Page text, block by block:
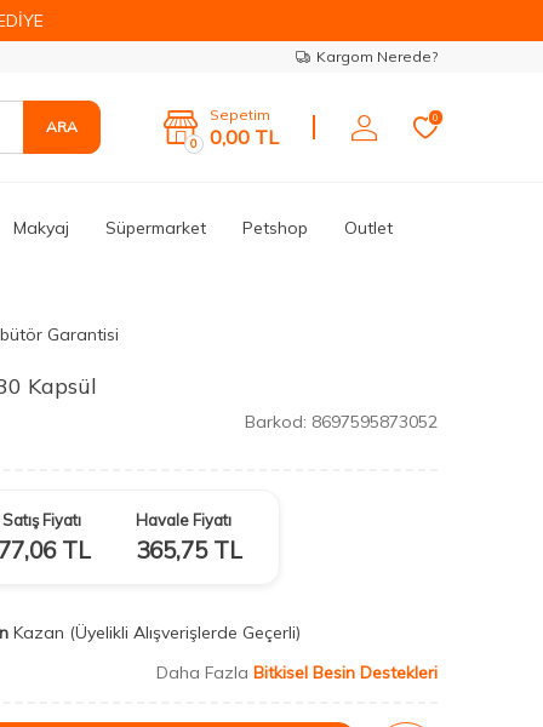
Kargom Nerede?
ARA
0
Sepetim
0,00 TL
0
Makyaj Süpermarket Petshop Outlet
Garantisi
Kapsül
Barkod: 8697595873052
Satış Fiyatı
TL
Havale Fiyatı
365,75TL
Kazan (Üyelikli Alışverişlerde Geçerli)
Daha Fazla Bitkisel Besin Destekleri